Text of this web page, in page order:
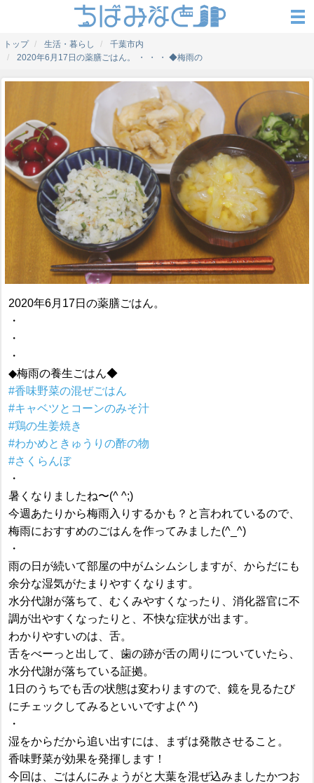
トップ 生活・暮らし
千葉市内
2020年6月17日の薬膳ごはん。 ・ ・ ・ ◆梅雨の
2020年6月17日の薬膳ごはん。
・
・
・
◆梅雨の養生ごはん◆
#香味野菜の混ぜごはん
#キャベツとコーンのみそ汁
#鶏の生姜焼き
#わかめときゅうりの酢の物
#さくらんぼ
・
暑くなりましたね〜(^ ^;)
今週あたりから梅雨入りするかも？と言われているので、
梅雨におすすめのごはんを作ってみました(^_^)
・
雨の日が続いて部屋の中がムシムシしますが、からだにも
余分な湿気がたまりやすくなります。
水分代謝が落ちて、むくみやすくなったり、消化器官に不
調が出やすくなったりと、不快な症状が出ます。
わかりやすいのは、舌。
舌をべーっと出して、歯の跡が舌の周りについていたら、
水分代謝が落ちている証拠。
1日のうちでも舌の状態は変わりますので、鏡を見るたび
にチェックしてみるといいですよ(^ ^)
・
湿をからだから追い出すには、まずは発散させること。
香味野菜が効果を発揮します！
今回は、ごはんにみょうがと大葉を混ぜ込みましたかつお